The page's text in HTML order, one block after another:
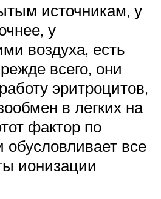
источникам, у
у
воздуха, есть
всего, они
эритроцитов,
в легких на
фактор по
все
ионизации